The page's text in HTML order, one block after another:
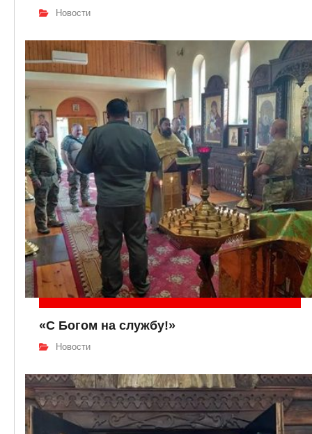
Новости
«С Богом на службу!»
Новости